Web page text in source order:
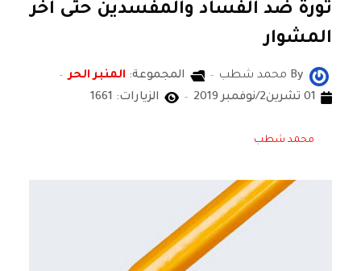
ثورة ضد الفساد والمفسدين حتى آخر
المشوار
By محمد شطب المجموعة: المنبر الحر
01 تشرين2/نوفمبر 2019
الزيارات: 1661
محمد شطب